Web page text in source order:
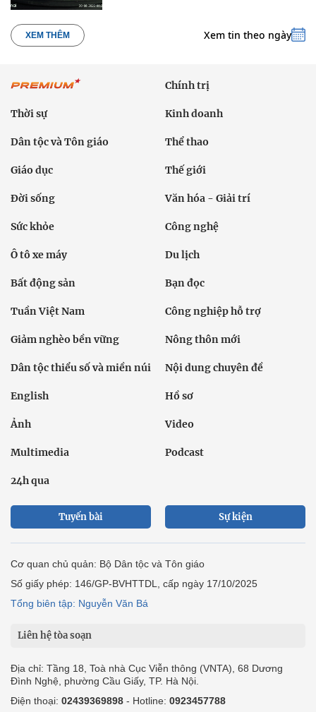
XEM THÊM Xem tin theo ngày
Chính trị
Thời sự Kinh doanh
Dân tộc và Tôn giáo Thể thao
Giáo dục Thế giới
Đời sống Văn hóa - Giải trí
Sức khỏe Công nghệ
Ô tô xe máy Du lịch
Bất động sản Bạn đọc
Tuần Việt Nam Công nghiệp hỗ trợ
Giảm nghèo bền vững Nông thôn mới
Dân tộc thiểu số và miền núi Nội dung chuyên đề
English Hồ sơ
Ảnh Video
Multimedia Podcast
24h qua
Tuyến bài Sự kiện
Cơ quan chủ quản: Bộ Dân tộc và Tôn giáo
Số giấy phép: 146/GP-BVHTTDL, cấp ngày 17/10/2025
Tổng biên tập: Nguyễn Văn Bá
Liên hệ tòa soạn
Địa chỉ: Tầng 18, Toà nhà Cục Viễn thông (VNTA), 68 Dương
Đình Nghệ, phường Cầu Giấy, TP. Hà Nội.
Điện thoại: 02439369898 - Hotline: 0923457788